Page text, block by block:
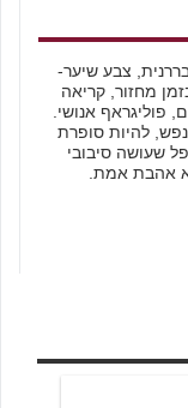
מין- בררנית, צבע שיער-
מחזור, קריאה
פוליגראף אנושי.
להיות סופרת
שעושה סיבובי
אהבת אמת.